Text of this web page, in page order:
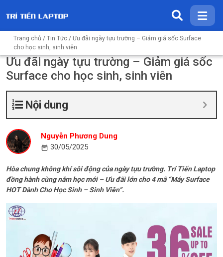
Trang chủ / Tin Tức / Ưu đãi ngày tựu trường – Giảm giá sốc Surface
cho học sinh, sinh viên
Ưu đãi ngày tựu trường – Giảm giá sốc
Surface cho học sinh, sinh viên
Nội dung
Nguyễn Phương Dung
30/05/2025
Hòa chung không khí sôi động của ngày tựu trường. Trí Tiến Laptop
đồng hành cùng năm học mới – Ưu đãi lớn cho 4 mã “Máy Surface
HOT Dành Cho Học Sinh – Sinh Viên”.